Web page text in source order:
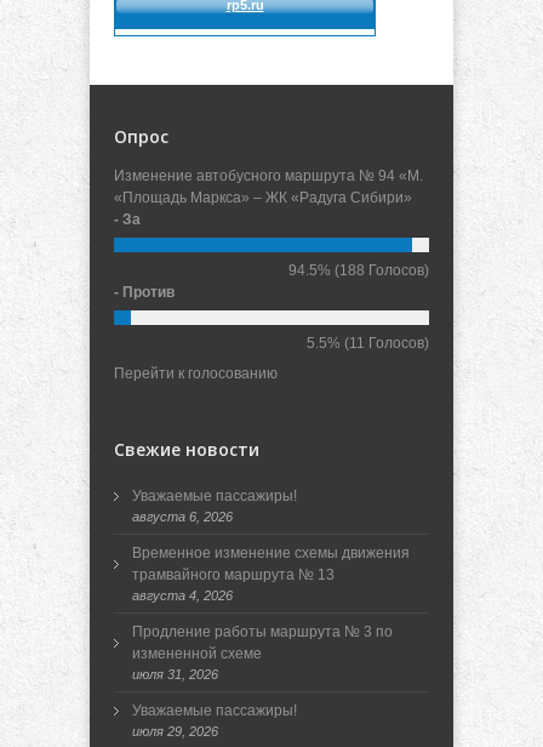
Опрос
Изменение автобусного маршрута № 94 «М.
«Площадь Маркса» – ЖК «Радуга Сибири»
- За
94.5% (188 Голосов)
- Против
5.5% (11 Голосов)
Перейти к голосованию
Свежие новости
Уважаемые пассажиры!
августа 6, 2026
Временное изменение схемы движения
трамвайного маршрута № 13
августа 4, 2026
Продление работы маршрута № 3 по
измененной схеме
июля 31, 2026
Уважаемые пассажиры!
июля 29, 2026